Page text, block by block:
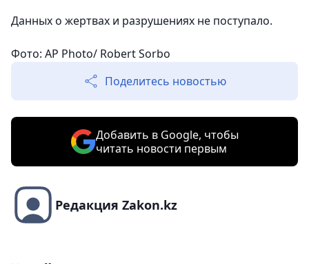
Данных о жертвах и разрушениях не поступало.
Фото: AP Photo/ Robert Sorbo
Поделитесь новостью
Добавить в Google, чтобы
читать новости первым
Редакция Zakon.kz